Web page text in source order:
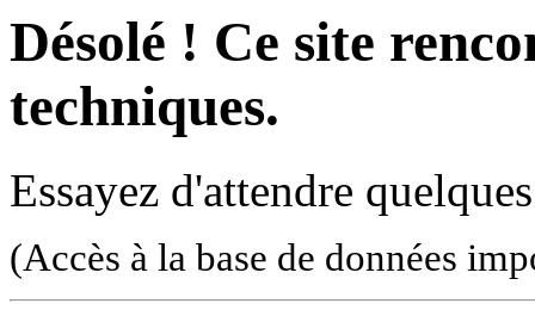
Désolé ! Ce site
techniques.
Essayez d'attendre
(Accès à la base de données